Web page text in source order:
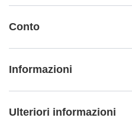
Conto
Informazioni
Ulteriori informazioni